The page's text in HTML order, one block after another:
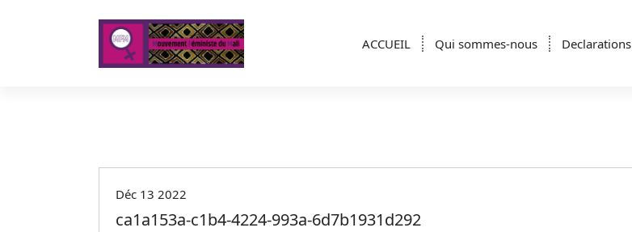
ACCUEIL Qui sommes-nous Declarations
Déc 13 2022
ca1a153a-c1b4-4224-993a-6d7b1931d292